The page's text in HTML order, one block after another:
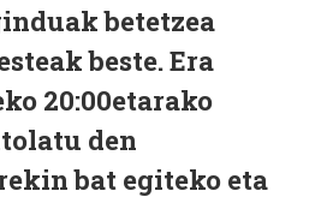
betetzea
beste. Era
20:00etarako
den
bat egiteko eta